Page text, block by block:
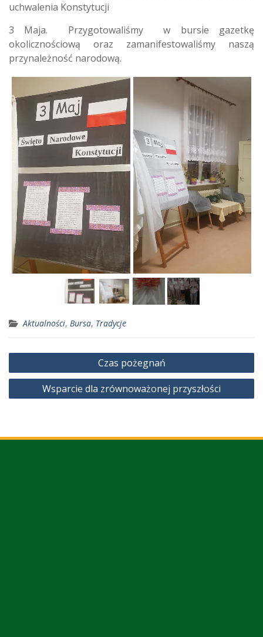
uchwalenia Konstytucji
3 Maja. Przygotowaliśmy w bursie gazetkę
okolicznościową oraz zamanifestowaliśmy naszą
przynależność narodową.
Aktualności, Bursa, Tradycje
Nawigacja
wpisu
Czas pożegnań
Wsparcie dla zrównoważonej przyszłości